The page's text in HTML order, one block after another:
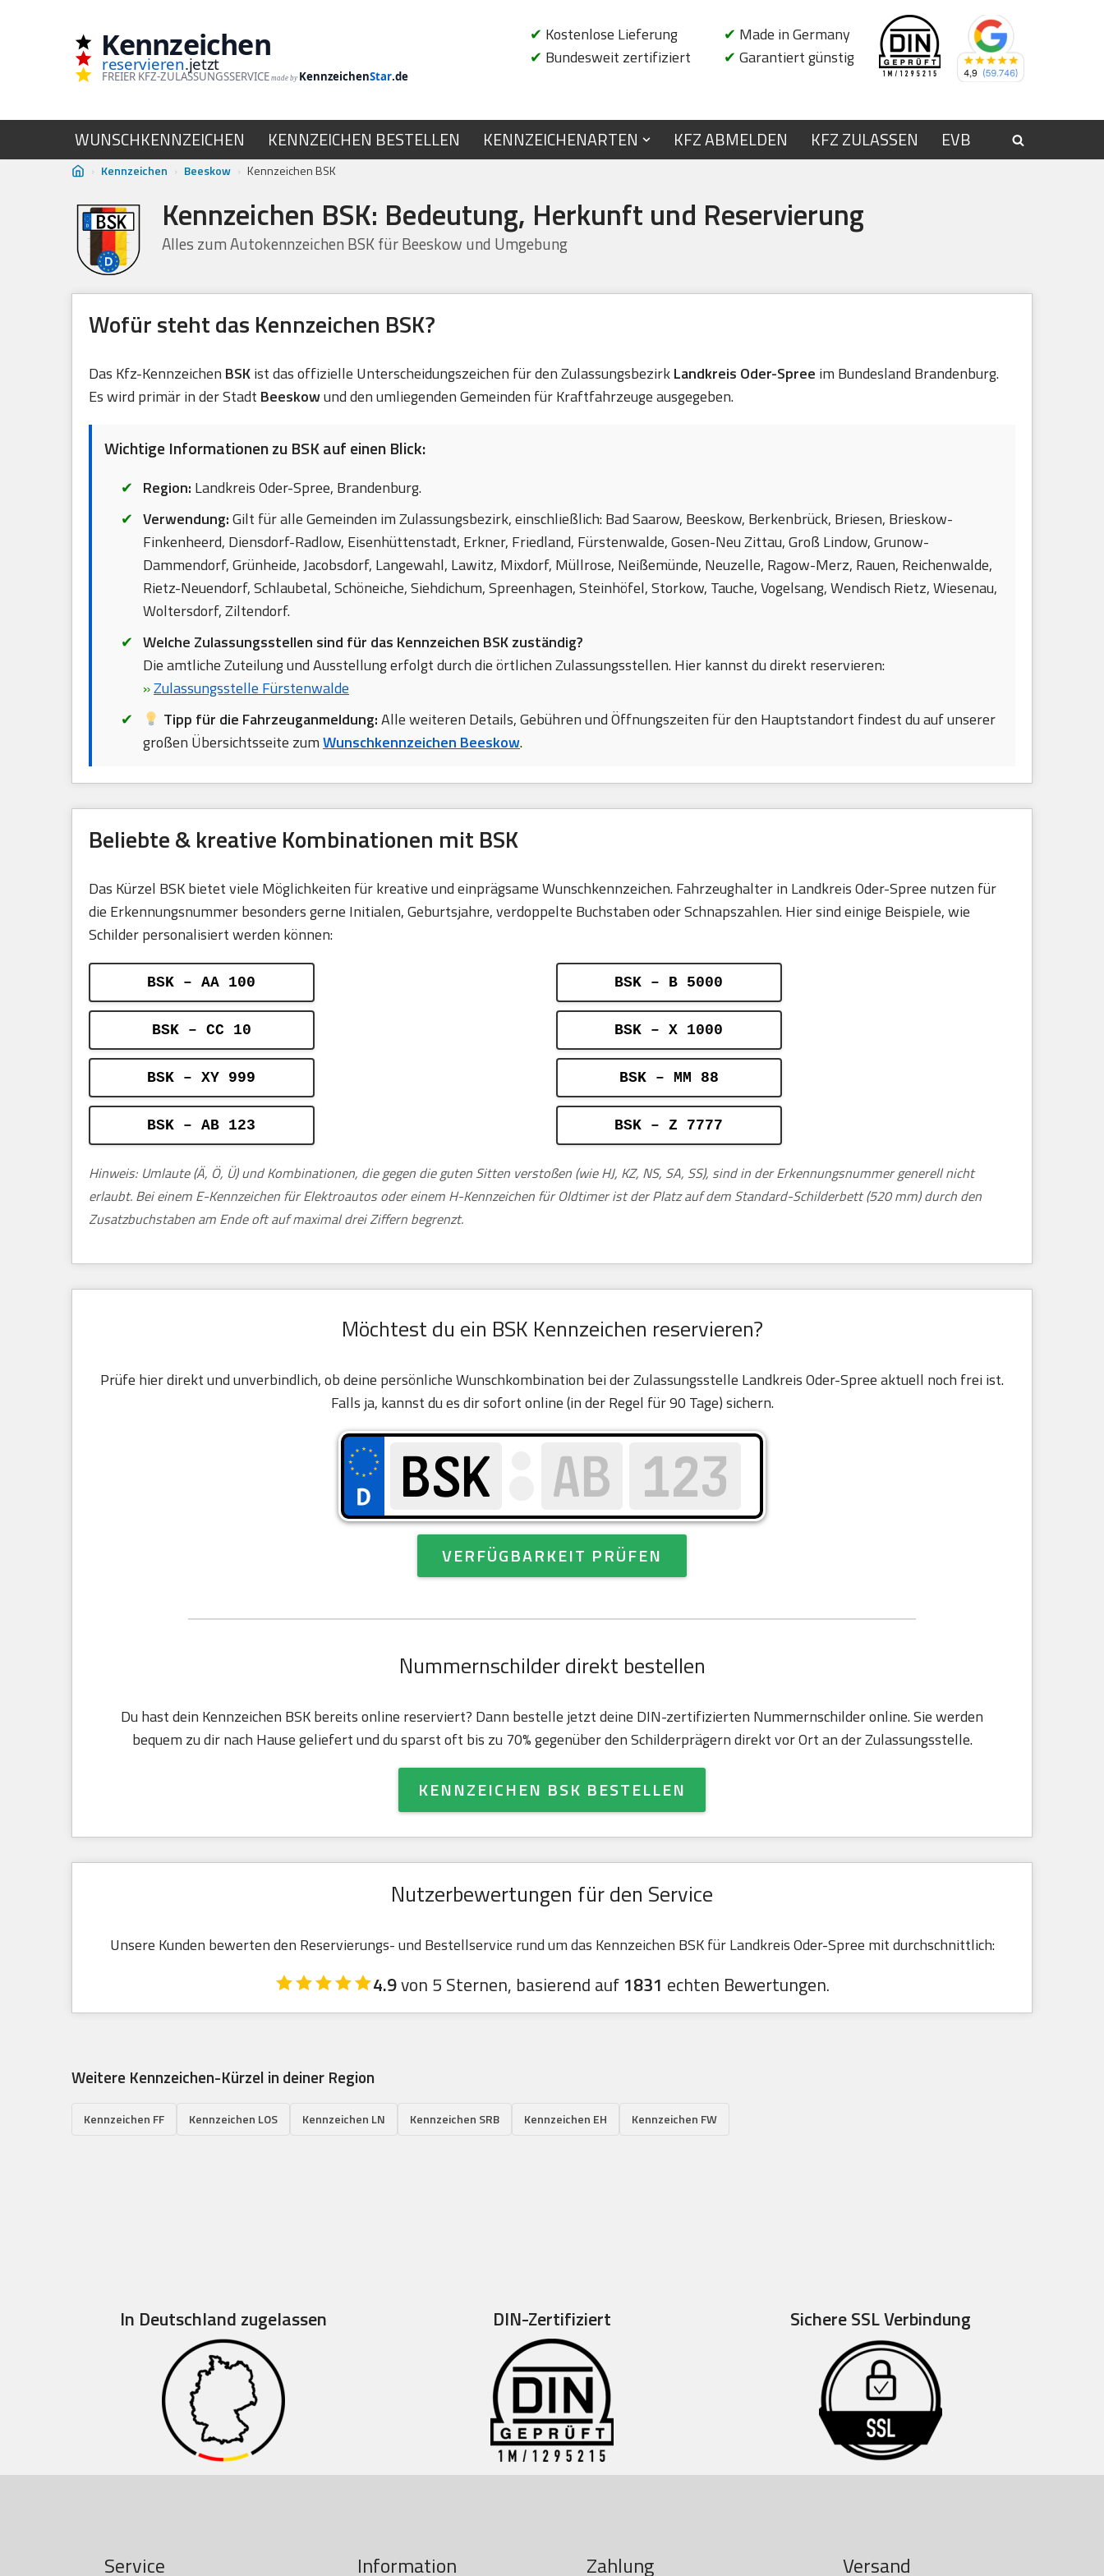
Kennzeichen
reservieren.jetzt
FREIER KFZ-ZULASSUNGSSERVICE made by KennzeichenStar.de
✔ Kostenlose Lieferung
✔ Bundesweit zertifiziert
✔ Made in Germany
✔ Garantiert günstig
WUNSCHKENNZEICHEN KENNZEICHEN BESTELLEN KENNZEICHENARTEN KFZ ABMELDEN KFZ ZULASSEN EVB
› Kennzeichen › Beeskow › Kennzeichen BSK
Kennzeichen BSK: Bedeutung, Herkunft und Reservierung
Alles zum Autokennzeichen BSK für Beeskow und Umgebung
Wofür steht das Kennzeichen BSK?
Das Kfz-Kennzeichen BSKist das offizielle Unterscheidungszeichen für den ZulassungsbezirkLandkreis Oder-Spree im Bundesland Brandenburg.
Es wird primär in der Stadt Beeskowund den umliegenden Gemeinden für Kraftfahrzeuge ausgegeben.
Wichtige Informationen zu BSK auf einen Blick:
Region: Landkreis Oder-Spree, Brandenburg.
Verwendung:Gilt für alle Gemeinden im Zulassungsbezirk, einschließlich: Bad Saarow, Beeskow, Berkenbrück, Briesen, Brieskow-
Finkenheerd, Diensdorf-Radlow, Eisenhüttenstadt, Erkner, Friedland, Fürstenwalde, Gosen-Neu Zittau, Groß Lindow, Grunow-
Dammendorf, Grünheide, Jacobsdorf, Langewahl, Lawitz, Mixdorf, Müllrose, Neißemünde, Neuzelle, Ragow-Merz, Rauen, Reichenwalde,
Rietz-Neuendorf, Schlaubetal, Schöneiche, Siehdichum, Spreenhagen, Steinhöfel, Storkow, Tauche, Vogelsang, Wendisch Rietz, Wiesenau,
Woltersdorf, Ziltendorf.
Welche Zulassungsstellen sind für das Kennzeichen BSK zuständig?
Die amtliche Zuteilung und Ausstellung erfolgt durch die örtlichen Zulassungsstellen. Hier kannst du direkt reservieren:
»Zulassungsstelle Fürstenwalde
Tipp für die Fahrzeuganmeldung:Alle weiteren Details, Gebühren und Öffnungszeiten für den Hauptstandort findest du auf unserer
großen Übersichtsseite zumWunschkennzeichen Beeskow.
Beliebte & kreative Kombinationen mit BSK
Das Kürzel BSK bietet viele Möglichkeiten für kreative und einprägsame Wunschkennzeichen. Fahrzeughalter in Landkreis Oder-Spree nutzen für
die Erkennungsnummer besonders gerne Initialen, Geburtsjahre, verdoppelte Buchstaben oder Schnapszahlen. Hier sind einige Beispiele, wie
Schilder personalisiert werden können:
BSK – AA 100 BSK – B 5000
BSK – CC 10 BSK – X 1000
BSK – XY 999 BSK – MM 88
BSK – AB 123 BSK – Z 7777
Hinweis: Umlaute (Ä, Ö, Ü) und Kombinationen, die gegen die guten Sitten verstoßen (wie HJ, KZ, NS, SA, SS), sind in der Erkennungsnummer generell nicht
erlaubt. Bei einem E-Kennzeichen für Elektroautos oder einem H-Kennzeichen für Oldtimer ist der Platz auf dem Standard-Schilderbett (520 mm) durch den
Zusatzbuchstaben am Ende oft auf maximal drei Ziffern begrenzt.
Möchtest du ein BSK Kennzeichen reservieren?
Prüfe hier direkt und unverbindlich, ob deine persönliche Wunschkombination bei der Zulassungsstelle Landkreis Oder-Spree aktuell noch frei ist.
Falls ja, kannst du es dir sofort online (in der Regel für 90 Tage) sichern.
VERFÜGBARKEIT PRÜFEN
Nummernschilder direkt bestellen
Du hast dein Kennzeichen BSK bereits online reserviert? Dann bestelle jetzt deine DIN-zertifizierten Nummernschilder online. Sie werden
bequem zu dir nach Hause geliefert und du sparst oft bis zu 70% gegenüber den Schilderprägern direkt vor Ort an der Zulassungsstelle.
KENNZEICHEN BSK BESTELLEN
Nutzerbewertungen für den Service
Unsere Kunden bewerten den Reservierungs- und Bestellservice rund um das Kennzeichen BSK für Landkreis Oder-Spree mit durchschnittlich:
4.9von 5 Sternen, basierend auf1831 echten Bewertungen.
Weitere Kennzeichen-Kürzel in deiner Region
Kennzeichen FF Kennzeichen LOS Kennzeichen LN Kennzeichen SRB Kennzeichen EH Kennzeichen FW
In Deutschland zugelassen DIN-Zertifiziert Sichere SSL Verbindung
Service Information Zahlung Versand